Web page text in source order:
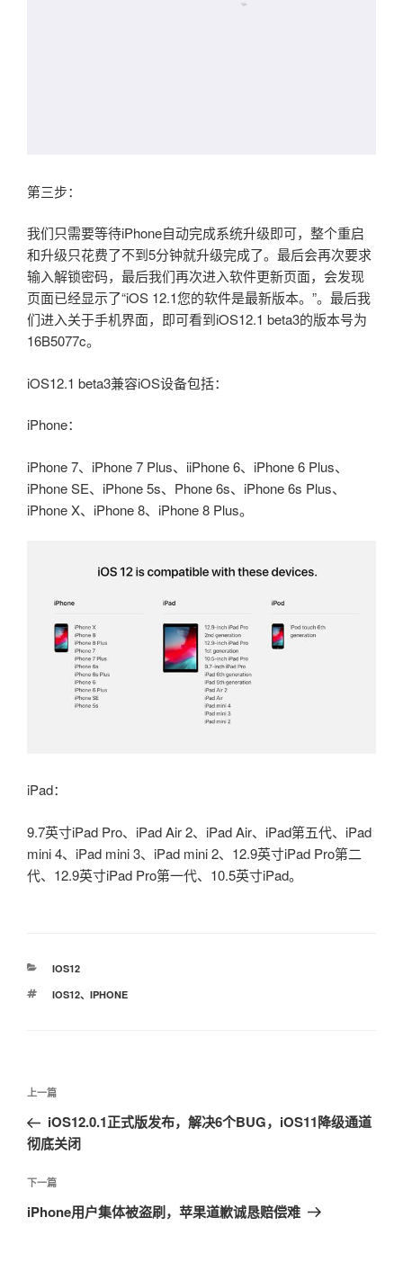
第三步：
我们只需要等待iPhone自动完成系统升级即可，整个重启
和升级只花费了不到5分钟就升级完成了。最后会再次要求
输入解锁密码，最后我们再次进入软件更新页面，会发现
页面已经显示了“iOS 12.1您的软件是最新版本。”。最后我
们进入关于手机界面，即可看到iOS12.1 beta3的版本号为
16B5077c。
iOS12.1 beta3兼容iOS设备包括：
iPhone：
iPhone 7、iPhone 7 Plus、iiPhone 6、iPhone 6 Plus、
iPhone SE、iPhone 5s、Phone 6s、iPhone 6s Plus、
iPhone X、iPhone 8、iPhone 8 Plus。
iPad：
9.7英寸iPad Pro、iPad Air 2、iPad Air、iPad第五代、iPad
mini 4、iPad mini 3、iPad mini 2、12.9英寸iPad Pro第二
代、12.9英寸iPad Pro第一代、10.5英寸iPad。
分
IOS12
标
IOS12、 IPHONE
文
导
航
上
一
篇
章
上一篇
iOS12.0.1正式版发布，解决6个BUG，iOS11降级通道
彻底关闭
下
一
下一篇
iPhone用户集体被盗刷，苹果道歉诚恳赔偿难